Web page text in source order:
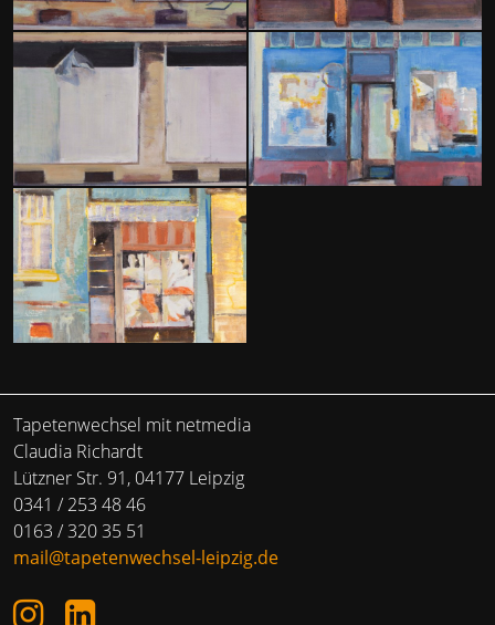
KONTAKT
IMPRESSUM DATENSCHUTZ
Tapetenwechsel mit netmedia
Claudia Richardt
Lützner Str. 91, 04177 Leipzig
0341 / 253 48 46
0163 / 320 35 51
mail@tapetenwechsel-leipzig.de